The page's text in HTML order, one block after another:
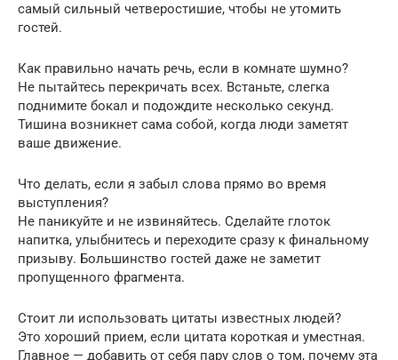
самый сильный четверостишие, чтобы не утомить
гостей.
Как правильно начать речь, если в комнате шумно?
Не пытайтесь перекричать всех. Встаньте, слегка
поднимите бокал и подождите несколько секунд.
Тишина возникнет сама собой, когда люди заметят
ваше движение.
Что делать, если я забыл слова прямо во время
выступления?
Не паникуйте и не извиняйтесь. Сделайте глоток
напитка, улыбнитесь и переходите сразу к финальному
призыву. Большинство гостей даже не заметит
пропущенного фрагмента.
Стоит ли использовать цитаты известных людей?
Это хороший прием, если цитата короткая и уместная.
Главное — добавить от себя пару слов о том, почему эта